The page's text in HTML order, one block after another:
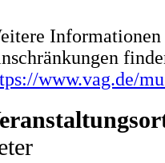
www.vag.de/